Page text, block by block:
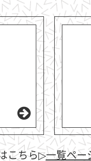
こちら▷一覧ペー